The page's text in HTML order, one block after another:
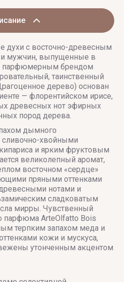
духи с восточно-древесным
мужчин, выпущенные в
парфюмерным брендом
таинственный
дерево) основан
— флорентийском ирисе,
древесных нот эфирных
пород дерева.
дымного
сливочно-хвойными
и ярким фруктовым
великолепный аромат,
восточном «сердце»
пряными оттенками
нотами и
сладковатым
мирры. Чувственный
парфюма ArteOlfatto Bois
терпким запахом меда и
кожи и мускуса,
утонченным акцентом